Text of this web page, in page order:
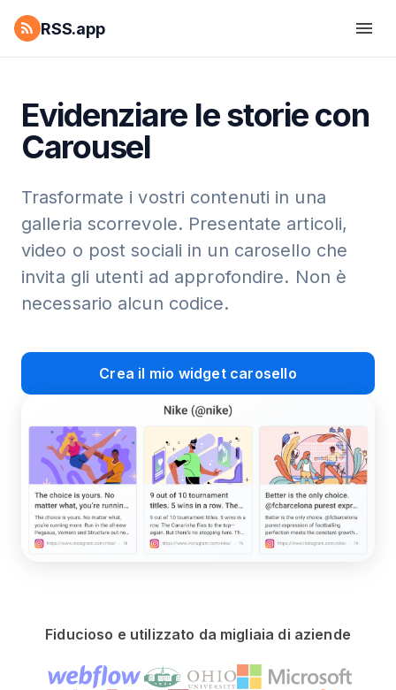
RSS.app
Evidenziare le storie con
Carousel
Trasformate i vostri contenuti in una
galleria scorrevole. Presentate articoli,
video o post sociali in un carosello che
invita gli utenti ad approfondire. Non è
necessario alcun codice.
Crea il mio widget carosello
Fiducioso e utilizzato da migliaia di aziende